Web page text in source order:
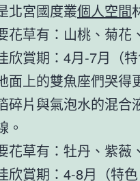
北宮國度叢個人空間
花草有：山桃、菊花
欣賞期：4月-7月（
面上的雙魚座們哭得
碎片與氣泡水的混
。
花草有：牡丹、紫薇
欣賞期：4-8月（特